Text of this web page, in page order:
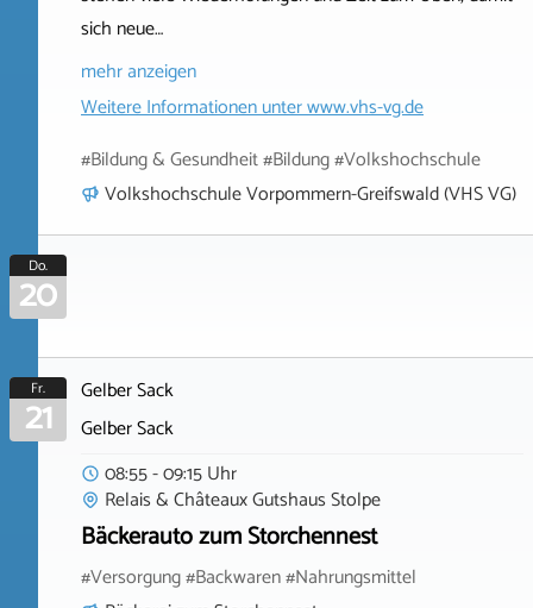
sich neue…
mehr anzeigen
Weitere Informationen unterwww.vhs-vg.de
#Bildung & Gesundheit #Bildung #Volkshochschule
Volkshochschule Vorpommern-Greifswald (VHS VG)
Do.
20
Fr.
21
Gelber Sack
Gelber Sack
08:55 - 09:15 Uhr
Relais & Châteaux Gutshaus Stolpe
Bäckerauto zum Storchennest
#Versorgung #Backwaren #Nahrungsmittel